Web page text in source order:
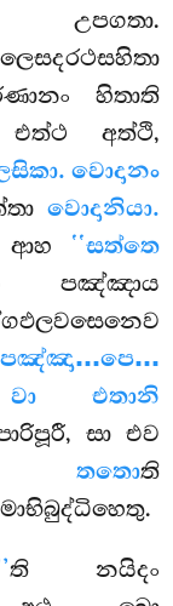
හිතාති
අත්ථි,
වොදානං
වොදානියා.
ආහ ‘‘සත්තෙ
පඤ්ඤාය
එතානි
සා එව
තතොති
ති නයිදං